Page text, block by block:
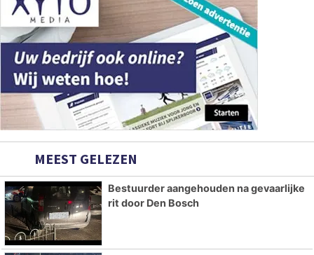
MEEST GELEZEN
Bestuurder aangehouden na gevaarlijke
rit door Den Bosch